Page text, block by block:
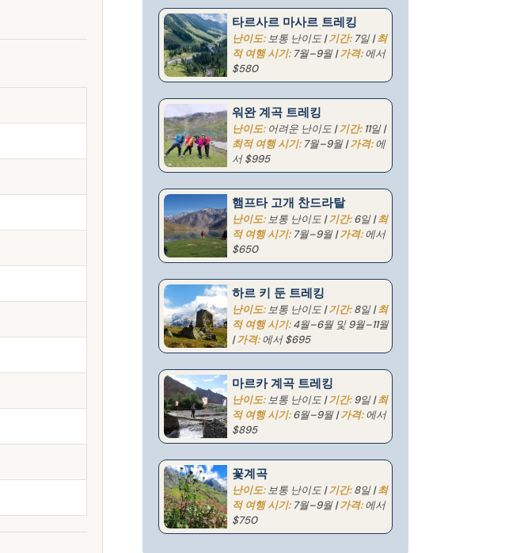
타르사르 마사르 트레킹
난이도:보통 난이도 |기간:7일 |최
적 여행 시기:7월–9월 |가격:에서
$580
워완 계곡 트레킹
난이도:어려운 난이도 |기간:11일 |
최적 여행 시기:7월–9월 |가격:에
서 $995
햄프타 고개 찬드라탈
난이도:보통 난이도 |기간:6일 |최
적 여행 시기:7월–9월 |가격:에서
$650
하르 키 둔 트레킹
난이도:보통 난이도 |기간:8일 |최
적 여행 시기:4월–6월 및 9월–11월
|가격:에서 $695
마르카 계곡 트레킹
난이도:보통 난이도 |기간:9일 |최
적 여행 시기:6월–9월 |가격:에서
$895
꽃계곡
난이도:보통 난이도 |기간:8일 |최
적 여행 시기:7월–9월 |가격:에서
$750